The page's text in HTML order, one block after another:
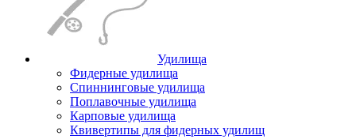
Удилища
Фидерные удилища
Спиннинговые удилища
Поплавочные удилища
Карповые удилища
Квивертипы для фидерных удилищ